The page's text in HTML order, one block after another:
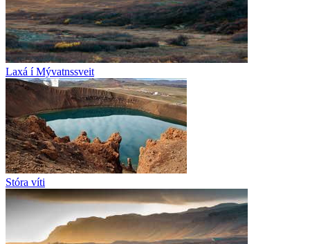
Laxá í Mývatnssveit
Stóra víti